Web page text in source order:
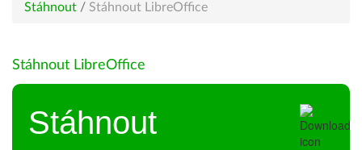
Stáhnout / Stáhnout LibreOffice
Stáhnout LibreOffice
Stáhnout